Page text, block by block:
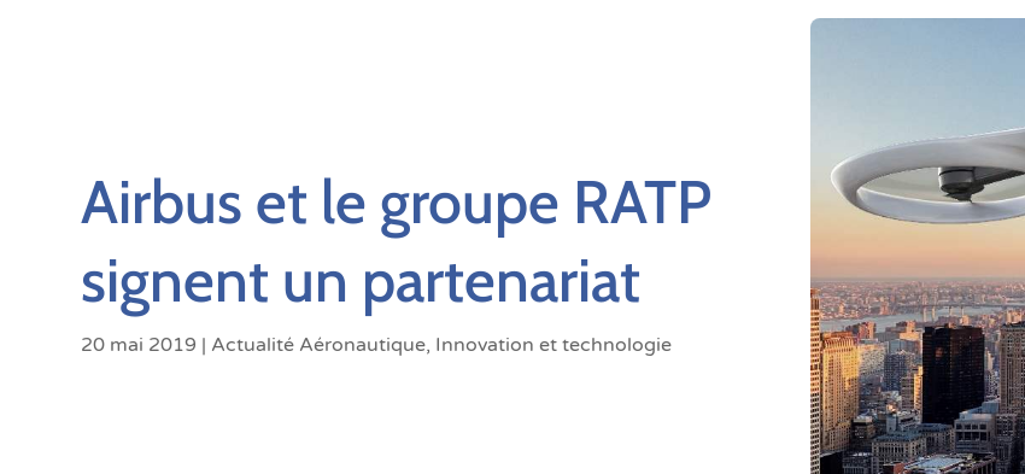
Airbus et le groupe RATP
signent un partenariat
20 mai 2019 | Actualité Aéronautique, Innovation et technologie